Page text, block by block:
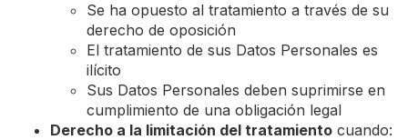
Se ha opuesto al tratamiento a través de su
derecho de oposición
El tratamiento de sus Datos Personales es
ilícito
Sus Datos Personales deben suprimirse en
cumplimiento de una obligación legal
Derecho a la limitación del tratamiento cuando: